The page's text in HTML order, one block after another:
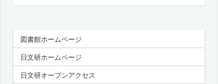
図書館ホームページ
日文研ホームページ
日文研オープンアクセス